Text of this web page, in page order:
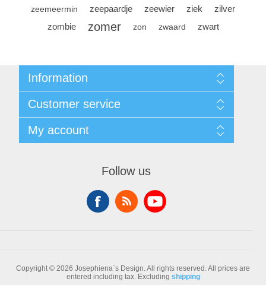
zeemeermin zeepaardje zeewier ziek
zilver
zombie
zomer zon zwaard zwart
Information
Conditions of Use
About Josephiena
Contact us
Customer service
Recently viewed products
Check gift card balance
My account
Follow us
Copyright © 2026 Josephiena`s Design. All rights reserved.All prices are
entered including tax. Excluding shipping